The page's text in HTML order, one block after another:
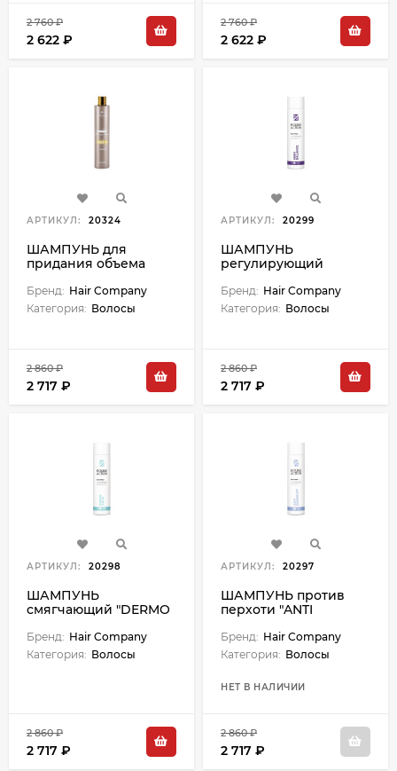
2 760 ₽
2 622 ₽
2 760 ₽
2 622 ₽
АРТИКУЛ: 20324
ШАМПУНЬ для
придания объема
shampoo" - 250 мл
Бренд: Hair Company
Категория: Волосы
2 860 ₽
2 717 ₽
АРТИКУЛ: 20299
ШАМПУНЬ
регулирующий
"SEBO BALANCE"
DOUBLE ACTION - 250
Бренд: Hair Company
Категория: Волосы
2 860 ₽
2 717 ₽
АРТИКУЛ: 20298
ШАМПУНЬ
смягчающий "DERMO
ACTION - 250 мл
Бренд: Hair Company
Категория: Волосы
2 860 ₽
2 717 ₽
АРТИКУЛ: 20297
ШАМПУНЬ против
перхоти "ANTI
ACTION - 250 мл
Бренд: Hair Company
Категория: Волосы
НЕТ В НАЛИЧИИ
2 860 ₽
2 717 ₽